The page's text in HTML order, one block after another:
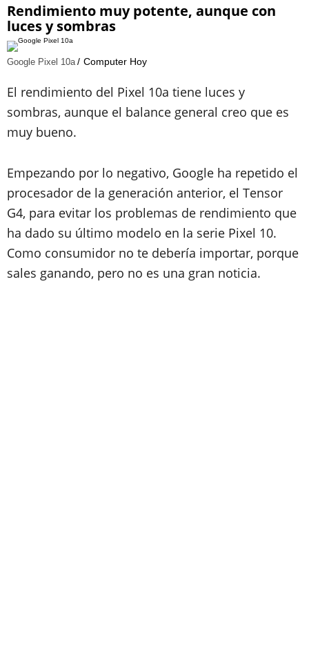
Rendimiento muy potente, aunque con
luces y sombras
Google Pixel 10a Computer Hoy
El rendimiento del Pixel 10a tiene luces y
sombras, aunque el balance general creo que es
muy bueno.
Empezando por lo negativo, Google ha repetido el
procesador de la generación anterior, el Tensor
G4, para evitar los problemas de rendimiento que
ha dado su último modelo en la serie Pixel 10.
Como consumidor no te debería importar, porque
sales ganando, pero no es una gran noticia.